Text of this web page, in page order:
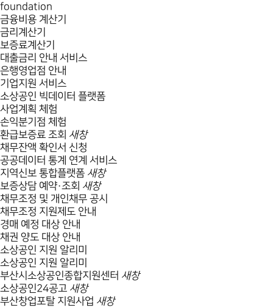
foundation
금융비용 계산기
금리계산기
보증료계산기
대출금리 안내 서비스
은행영업점 안내
기업지원 서비스
소상공인 빅데이터 플랫폼
사업계획 체험
손익분기점 체험
환급보증료 조회 새창
채무잔액 확인서 신청
공공데이터 통계 연계 서비스
지역신보 통합플랫폼 새창
보증상담 예약·조회 새창
채무조정 및 개인채무 공시
채무조정 지원제도 안내
경매 예정 대상 안내
채권 양도 대상 안내
소상공인 지원 알리미
소상공인 지원 알리미
부산시소상공인종합지원센터 새창
소상공인24공고 새창
부산창업포탈 지원사업 새창